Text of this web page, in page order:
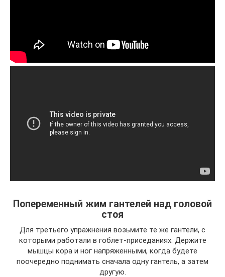
Попеременный жим гантелей над головой
стоя
Для третьего упражнения возьмите те же гантели, с
которыми работали в гоблет-приседаниях. Держите
мышцы кора и ног напряженными, когда будете
поочередно поднимать сначала одну гантель, а затем
другую.